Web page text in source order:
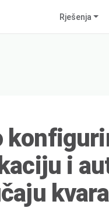
Rješenja
i
kvara